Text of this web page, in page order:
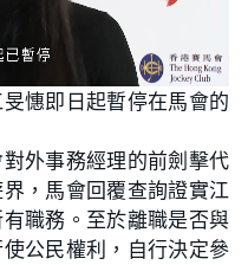
憓即日起暫停在馬會的
外事務經理的前劍擊代
，馬會回覆查詢證實江
職務。至於離職是否與
公民權利，自行決定參